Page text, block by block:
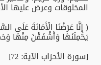
المخلوقات وعرض عليها
﴿ إِنَّا عَرَضْنَا الْأَمَانَةَ عَلَى
يَحْمِلْنَهَا وَأَشْفَقْنَ مِنْهَا
[سورة الأحزاب الآية: 72]